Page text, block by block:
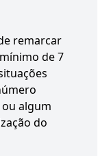
remarcar
de 7
algum
do